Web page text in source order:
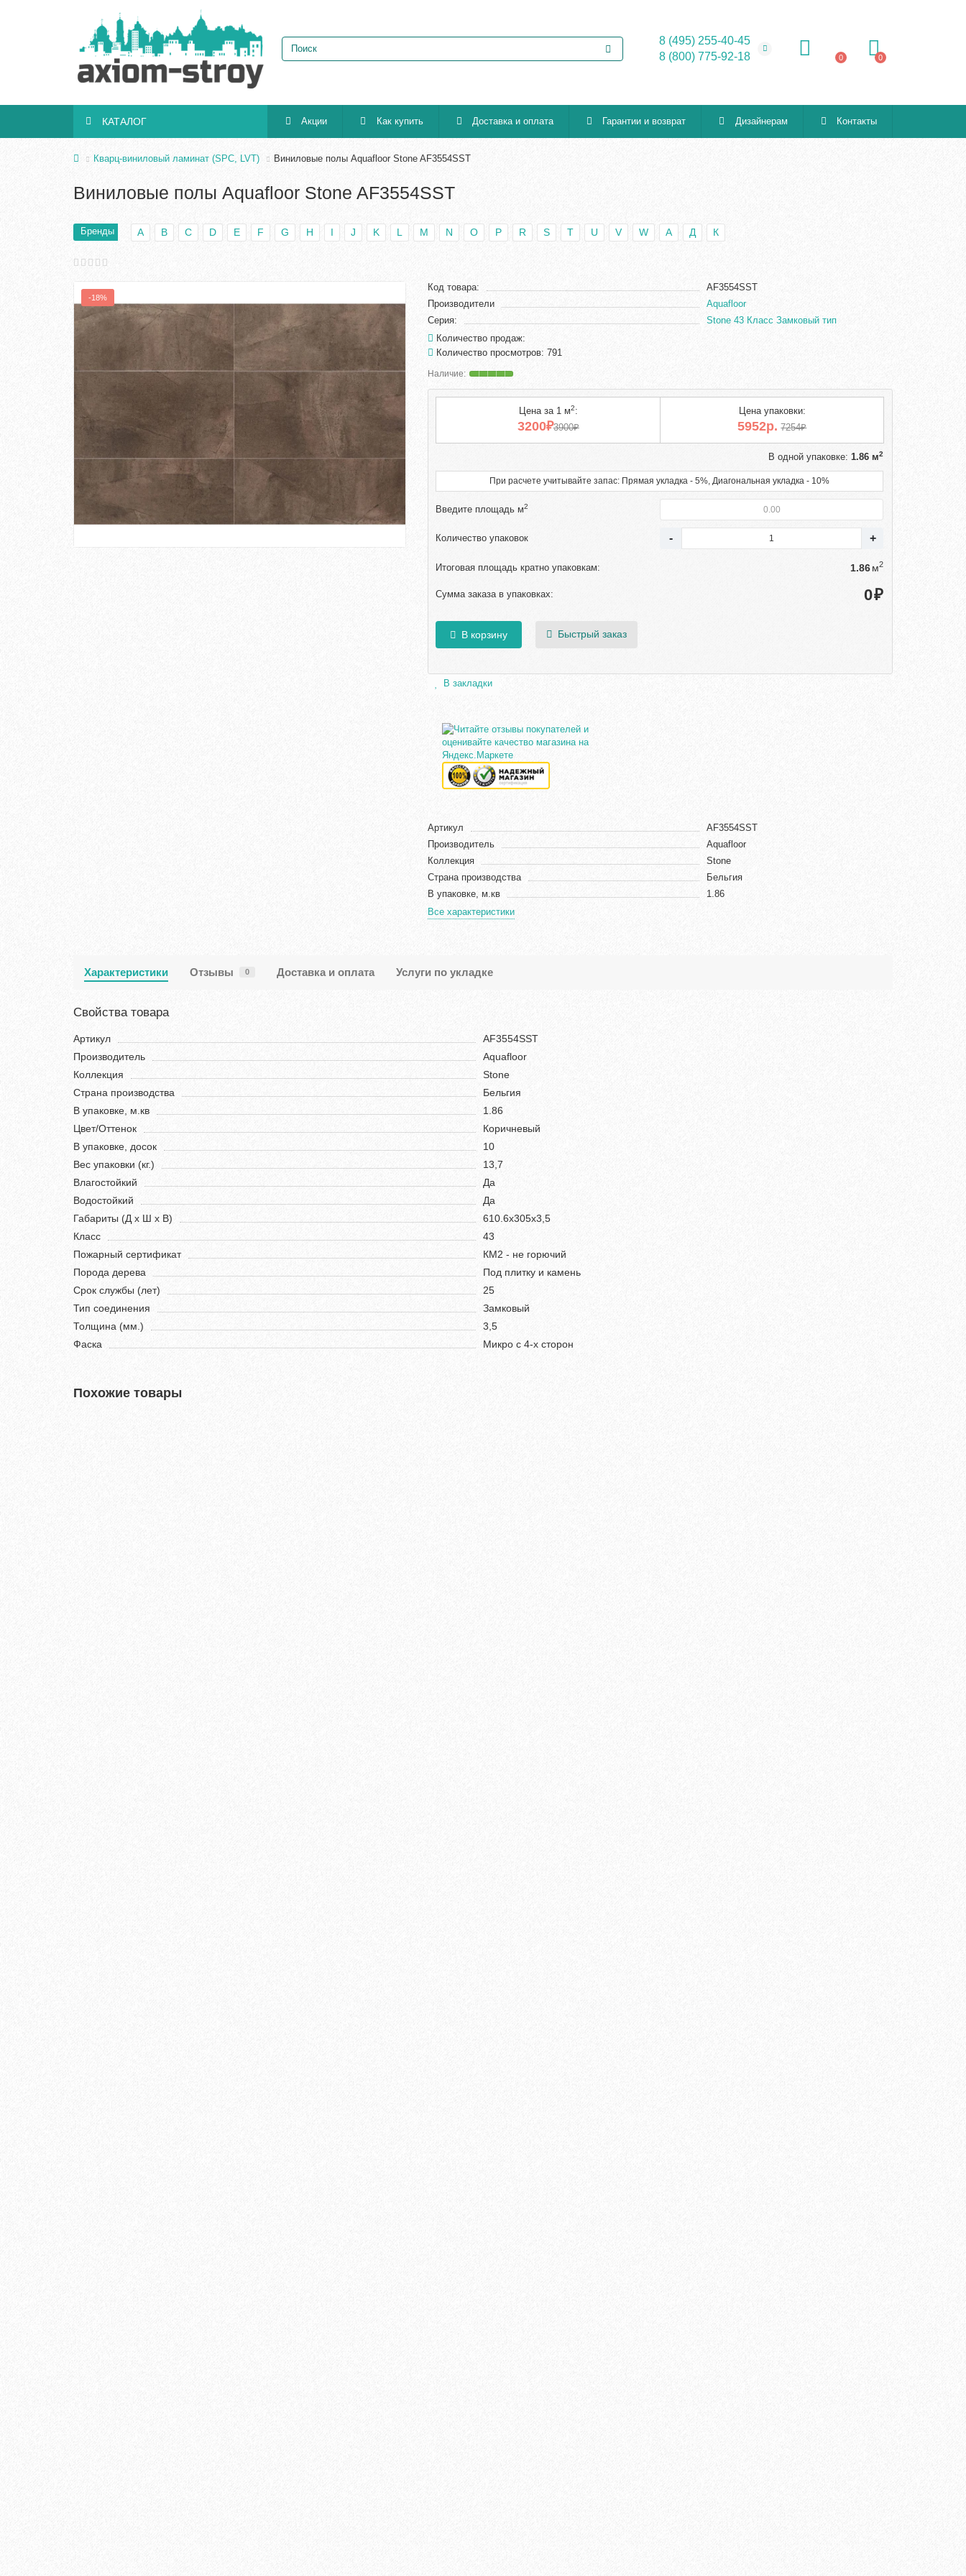
8 (495) 255-40-45
8 (800) 775-92-18
0 0
КАТАЛОГ Акции Как купить Доставка и оплата Гарантии и возврат Дизайнерам Контакты
Кварц-виниловый ламинат (SPC, LVT) Виниловые полы Aquafloor Stone AF3554SST
Виниловые полы Aquafloor Stone AF3554SST
Бренды A B C D E F G H I J K L M N O P R S T U V W А Д К
-18%
Код товара:
AF3554SST
Производители
Aquafloor
Серия:
Stone 43 Класс Замковый тип
Количество продаж:
Количество просмотров: 791
Цена за 1 м2:
3200₽3900₽
Цена упаковки:
5952р. 7254₽
В одной упаковке:1.86 м2
При расчете учитывайте запас: Прямая укладка - 5%, Диагональная укладка - 10%
Введите площадь м2
Количество упаковок
Итоговая площадь кратно упаковкам: м2
Сумма заказа в упаковках: ₽
В корзину Быстрый заказ
В закладки
Артикул
AF3554SST
Производитель
Aquafloor
Коллекция
Stone
Страна производства
Бельгия
В упаковке, м.кв
1.86
Все характеристики
Характеристики Отзывы 0 Доставка и оплата Услуги по укладке
Свойства товара
Артикул
AF3554SST
Производитель
Aquafloor
Коллекция
Stone
Страна производства
Бельгия
В упаковке, м.кв
1.86
Цвет/Оттенок
Коричневый
В упаковке, досок
10
Вес упаковки (кг.)
13,7
Влагостойкий
Да
Водостойкий
Да
Габариты (Д х Ш х В)
610.6х305х3,5
Класс
43
Пожарный сертификат
КМ2 - не горючий
Порода дерева
Под плитку и камень
Срок службы (лет)
25
Тип соединения
Замковый
Толщина (мм.)
3,5
Фаска
Микро с 4-х сторон
Похожие товары